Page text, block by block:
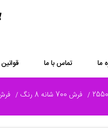
ما تماس با ما
فرش 700 شانه 8 رنگ